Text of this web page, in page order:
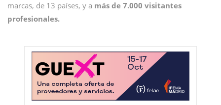
marcas, de 13 países, y a más de 7.000 visitantes
profesionales.